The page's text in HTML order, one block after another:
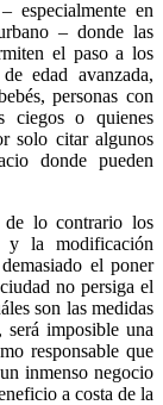
especialmente en
– donde las
el paso a los
edad avanzada,
personas con
ciegos o quienes
solo citar algunos
donde pueden
de lo contrario los
y la modificación
el poner
no persiga el
son las medidas
será imposible una
responsable que
inmenso negocio
a costa de la